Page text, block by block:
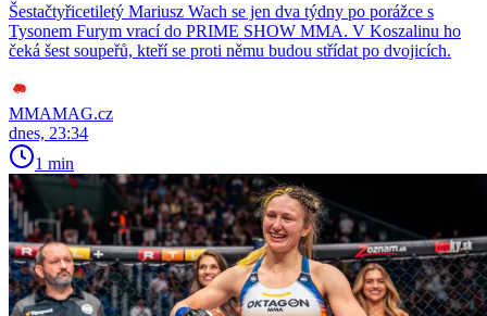
Šestačtyřicetiletý Mariusz Wach se jen dva týdny po porážce s
Tysonem Furym vrací do PRIME SHOW MMA. V Koszalinu ho
čeká šest soupeřů, kteří se proti němu budou střídat po dvojicích.
MMAMAG.cz
dnes, 23:34
1 min